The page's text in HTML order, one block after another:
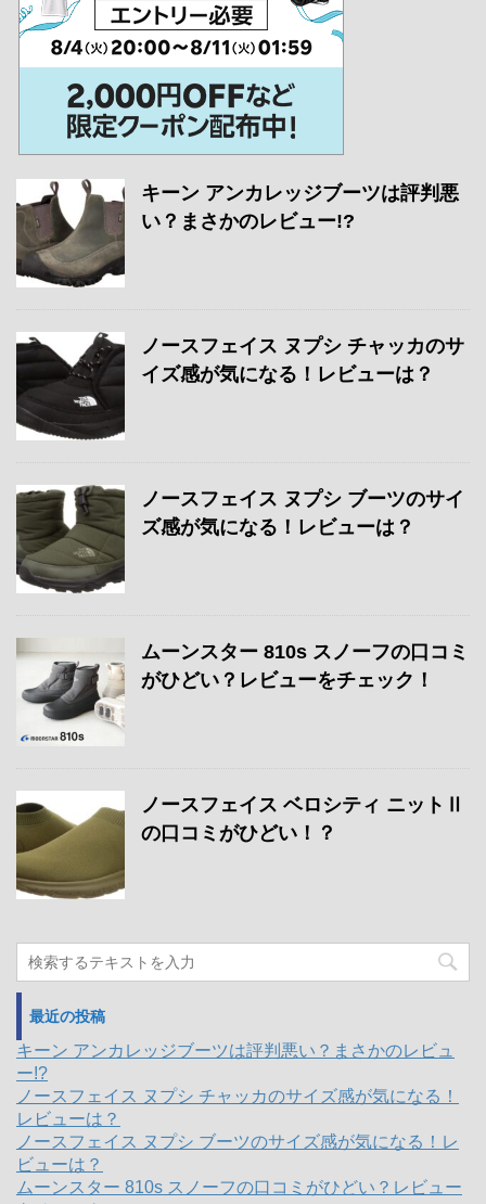
キーン アンカレッジブーツは評判悪
い？まさかのレビュー!?
ノースフェイス ヌプシ チャッカのサ
イズ感が気になる！レビューは？
ノースフェイス ヌプシ ブーツのサイ
ズ感が気になる！レビューは？
ムーンスター 810s スノーフの口コミ
がひどい？レビューをチェック！
ノースフェイス ベロシティ ニットⅡ
の口コミがひどい！？
最近の投稿
キーン アンカレッジブーツは評判悪い？まさかのレビュ
ー!?
ノースフェイス ヌプシ チャッカのサイズ感が気になる！
レビューは？
ノースフェイス ヌプシ ブーツのサイズ感が気になる！レ
ビューは？
ムーンスター 810s スノーフの口コミがひどい？レビュー